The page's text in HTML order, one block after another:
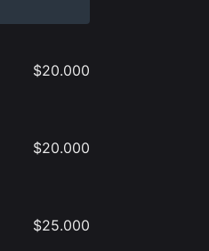
$20.000
$20.000
$25.000